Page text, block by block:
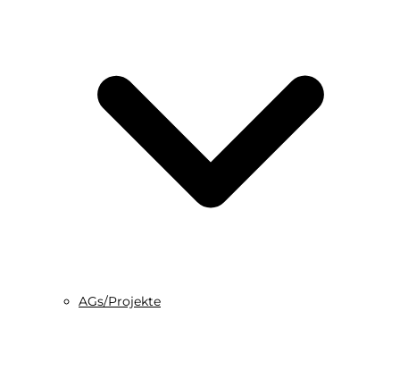
AGs/Projekte